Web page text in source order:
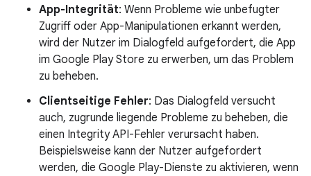
App-Integrität: Wenn Probleme wie unbefugter
Zugriff oder App-Manipulationen erkannt werden,
wird der Nutzer im Dialogfeld aufgefordert, die App
im Google Play Store zu erwerben, um das Problem
zu beheben.
Clientseitige Fehler: Das Dialogfeld versucht
auch, zugrunde liegende Probleme zu beheben, die
einen Integrity API-Fehler verursacht haben.
Beispielsweise kann der Nutzer aufgefordert
werden, die Google Play-Dienste zu aktivieren, wenn